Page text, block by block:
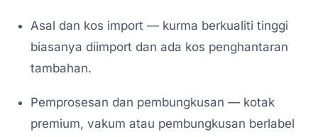
Asal dan kos import — kurma berkualiti tinggi
biasanya diimport dan ada kos penghantaran
tambahan.
Pemprosesan dan pembungkusan — kotak
premium, vakum atau pembungkusan berlabel